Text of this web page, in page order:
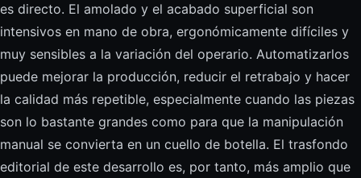
es directo. El amolado y el acabado superficial son
intensivos en mano de obra, ergonómicamente difíciles y
muy sensibles a la variación del operario. Automatizarlos
puede mejorar la producción, reducir el retrabajo y hacer
la calidad más repetible, especialmente cuando las piezas
son lo bastante grandes como para que la manipulación
manual se convierta en un cuello de botella. El trasfondo
editorial de este desarrollo es, por tanto, más amplio que